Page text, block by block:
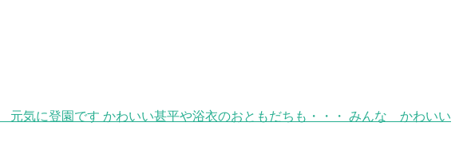
気に登園です かわいい甚平や浴衣のおともだちも・・・ みんな かわいい